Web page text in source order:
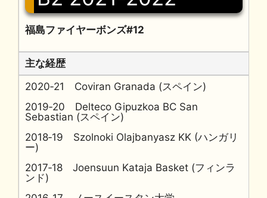
福島ファイヤーボンズ#12
主な経歴
2020‐21 Coviran Granada (スペイン)
2019‐20 Delteco Gipuzkoa BC San
Sebastian (スペイン)
2018‐19 Szolnoki Olajbanyasz KK (ハンガリ
ー)
2017‐18 Joensuun Kataja Basket (フィンラ
ンド)